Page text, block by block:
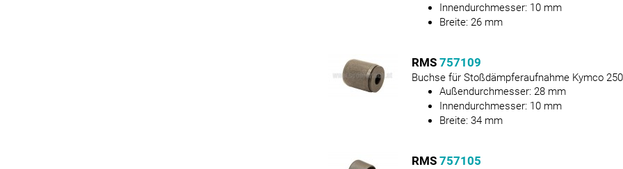
Innendurchmesser: 10 mm
Breite: 26 mm
RMS 757109
Buchse für Stoßdämpferaufnahme Kymco
Außendurchmesser: 28 mm
Innendurchmesser: 10 mm
Breite: 34 mm
RMS 757105